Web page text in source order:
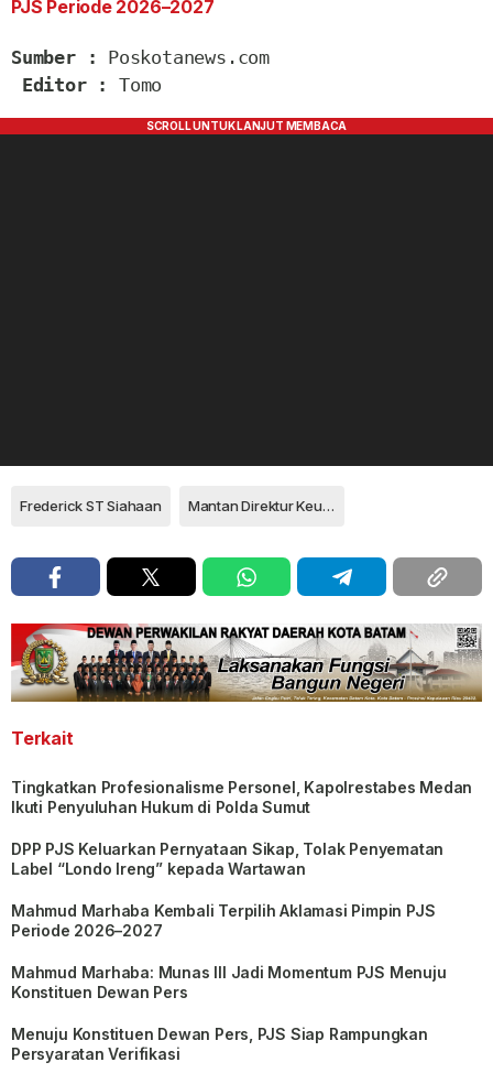
PJS Periode 2026–2027
Sumber : Poskotanews.com
Editor : Tomo
Frederick ST Siahaan Mantan Direktur Keuangan PT Pertamina
Terkait
Tingkatkan Profesionalisme Personel, Kapolrestabes Medan
Ikuti Penyuluhan Hukum di Polda Sumut
DPP PJS Keluarkan Pernyataan Sikap, Tolak Penyematan
Label “Londo Ireng” kepada Wartawan
Mahmud Marhaba Kembali Terpilih Aklamasi Pimpin PJS
Periode 2026–2027
Mahmud Marhaba: Munas III Jadi Momentum PJS Menuju
Konstituen Dewan Pers
Menuju Konstituen Dewan Pers, PJS Siap Rampungkan
Persyaratan Verifikasi